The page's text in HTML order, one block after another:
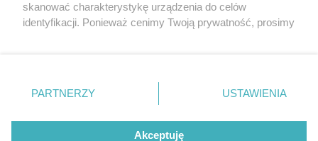
Copyright © 2022 Kurier Szczeciński sp. z o.o.
Wszelkie prawa zastrzeżone
Nota wydawnicza Nota prawna
skanować charakterystykę urządzenia do celów
identyfikacji. Ponieważ cenimy Twoją prywatność, prosimy
prywatności znajdujący się w lewym dolnym rogu strony
. Niektóre rodzaje przetwarzania danych nie wymagają
takiemu przetwarzaniu. Preferencje będą miały
PARTNERZY USTAWIENIA
Akceptuję